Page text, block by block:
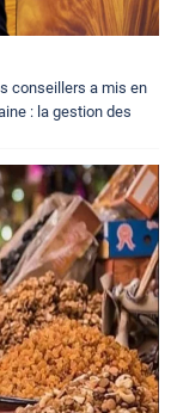
conseillers a mis en
: la gestion des